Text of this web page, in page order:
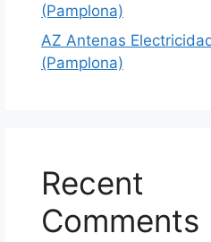
(Pamplona)
AZ Antenas
(Pamplona)
Recent
Comments